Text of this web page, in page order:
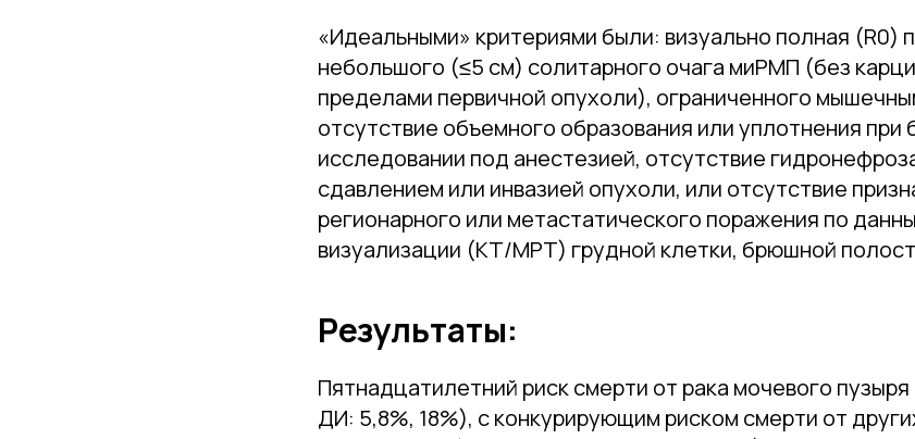
«Идеальными» критериями были: визуально полная (R0)
небольшого (≤5 см) солитарного очага миРМП (без
пределами первичной опухоли), ограниченного
отсутствие объемного образования или уплотнения при
исследовании под анестезией, отсутствие
сдавлением или инвазией опухоли, или отсутствие
регионарного или метастатического поражения по
визуализации (КТ/МРТ) грудной клетки, брюшной
Результаты:
Пятнадцатилетний риск смерти от рака мочевого пузыря
ДИ: 5,8%, 18%), с конкурирующим риском смерти от